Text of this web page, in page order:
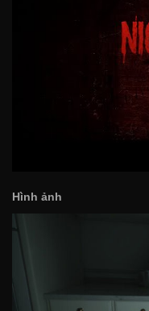
Hình ảnh